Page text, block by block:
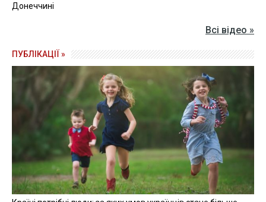
Донеччині
Всі відео »
ПУБЛІКАЦІЇ »